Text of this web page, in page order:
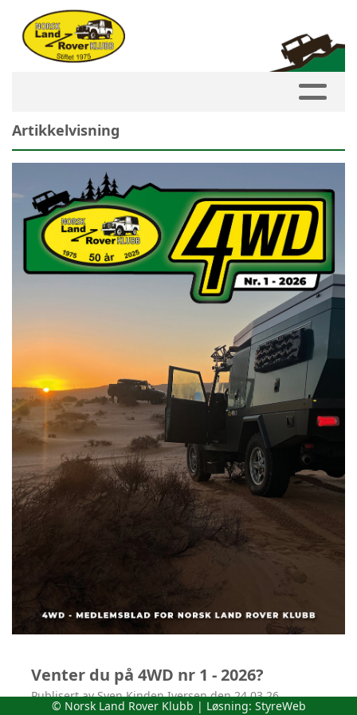
Artikkelvisning
Venter du på 4WD nr 1 - 2026?
Publisert av Sven Kinden Iversen den 24.03.26.
© Norsk Land Rover Klubb | Løsning: StyreWeb